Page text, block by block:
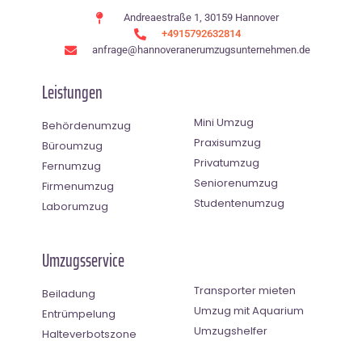
Andreaestraße 1, 30159 Hannover
+4915792632814
anfrage@hannoveranerumzugsunternehmen.de
Leistungen
Behördenumzug
Büroumzug
Fernumzug
Firmenumzug
Laborumzug
Mini Umzug
Praxisumzug
Privatumzug
Seniorenumzug
Studentenumzug
Umzugsservice
Beiladung
Entrümpelung
Halteverbotszone
Transporter mieten
Umzug mit Aquarium
Umzugshelfer